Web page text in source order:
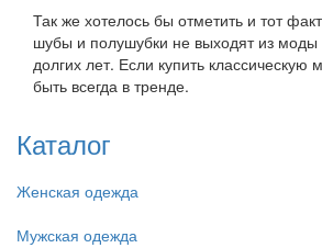
Так же хотелось бы отметить и тот
шубы и полушубки не выходят из моды
долгих лет. Если купить классическую
быть всегда в тренде.
Каталог
Женская одежда
Мужская одежда